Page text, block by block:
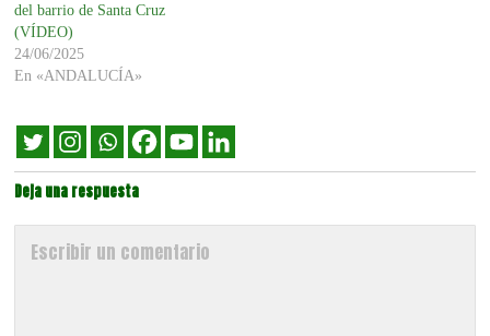
del barrio de Santa Cruz
(VÍDEO)
24/06/2025
En «ANDALUCÍA»
Deja una respuesta